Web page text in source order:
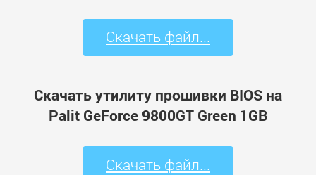
Скачать файл...
Скачать утилиту прошивки BIOS на
Palit GeForce 9800GT Green 1GB
Скачать файл...